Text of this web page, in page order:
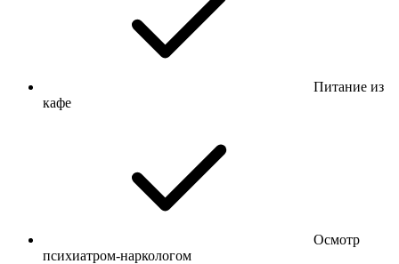
Питание из
кафе
Осмотр
психиатром-наркологом